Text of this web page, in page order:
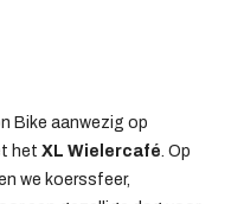
Bike aanwezig op
het XL Wielercafé. Op
we koerssfeer,